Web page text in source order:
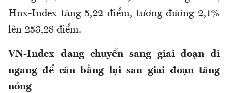
Hnx-Index tăng 5,22 điểm, tương đương 2,1%
lên 253,28 điểm.
VN-Index đang chuyển sang giai đoạn đi
ngang để cân bằng lại sau giai đoạn tăng
nóng